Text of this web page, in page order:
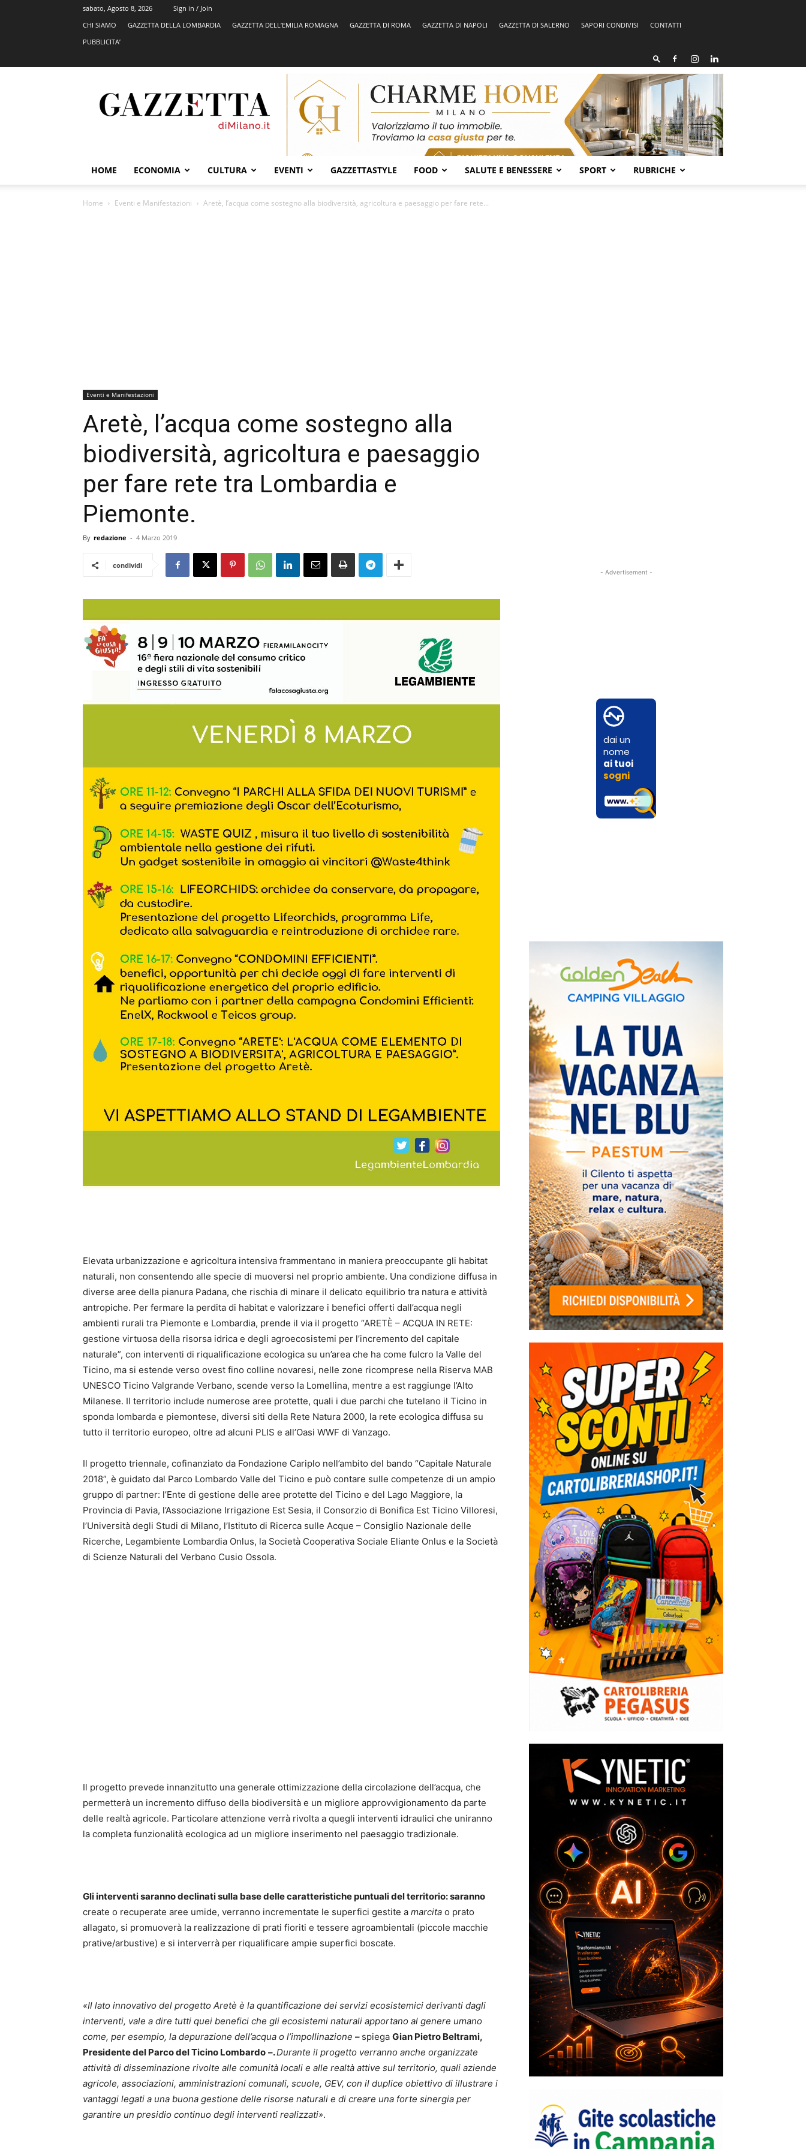
sabato, Agosto 8, 2026
Sign in / Join
CHI SIAMO
GAZZETTA DELLA LOMBARDIA GAZZETTA DELL’EMILIA ROMAGNA GAZZETTA DI ROMA GAZZETTA DI NAPOLI GAZZETTA DI SALERNO SAPORI CONDIVISI
CONTATTI
PUBBLICITA’
HOME ECONOMIA CULTURA EVENTI GAZZETTASTYLE FOOD SALUTE E BENESSERE SPORT RUBRICHE
Home Eventi e Manifestazioni Aretè, l’acqua come sostegno alla biodiversità, agricoltura e paesaggio per fare rete...
Eventi e Manifestazioni
Aretè, l’acqua come sostegno alla
biodiversità, agricoltura e paesaggio
per fare rete tra Lombardia e
Piemonte.
By redazione - 4 Marzo 2019
condividi
Elevata urbanizzazione e agricoltura intensiva frammentano in maniera preoccupante gli habitat
naturali, non consentendo alle specie di muoversi nel proprio ambiente. Una condizione diffusa in
diverse aree della pianura Padana, che rischia di minare il delicato equilibrio tra natura e attività
antropiche. Per fermare la perdita di habitat e valorizzare i benefici offerti dall’acqua negli
ambienti rurali tra Piemonte e Lombardia, prende il via il progetto “ARETÈ – ACQUA IN RETE:
gestione virtuosa della risorsa idrica e degli agroecosistemi per l’incremento del capitale
naturale”, con interventi di riqualificazione ecologica su un’area che ha come fulcro la Valle del
Ticino, ma si estende verso ovest fino colline novaresi, nelle zone ricomprese nella Riserva MAB
UNESCO Ticino Valgrande Verbano, scende verso la Lomellina, mentre a est raggiunge l’Alto
Milanese. Il territorio include numerose aree protette, quali i due parchi che tutelano il Ticino in
sponda lombarda e piemontese, diversi siti della Rete Natura 2000, la rete ecologica diffusa su
tutto il territorio europeo, oltre ad alcuni PLIS e all’Oasi WWF di Vanzago.
Il progetto triennale, cofinanziato da Fondazione Cariplo nell’ambito del bando “Capitale Naturale
2018”, è guidato dal Parco Lombardo Valle del Ticino e può contare sulle competenze di un ampio
gruppo di partner: l’Ente di gestione delle aree protette del Ticino e del Lago Maggiore, la
Provincia di Pavia, l’Associazione Irrigazione Est Sesia, il Consorzio di Bonifica Est Ticino Villoresi,
l’Università degli Studi di Milano, l’Istituto di Ricerca sulle Acque – Consiglio Nazionale delle
Ricerche, Legambiente Lombardia Onlus, la Società Cooperativa Sociale Eliante Onlus e la Società
di Scienze Naturali del Verbano Cusio Ossola.
Il progetto prevede innanzitutto una generale ottimizzazione della circolazione dell’acqua, che
permetterà un incremento diffuso della biodiversità e un migliore approvvigionamento da parte
delle realtà agricole. Particolare attenzione verrà rivolta a quegli interventi idraulici che uniranno
la completa funzionalità ecologica ad un migliore inserimento nel paesaggio tradizionale.
Gli interventi saranno declinati sulla base delle caratteristiche puntuali del territorio: saranno
create o recuperate aree umide, verranno incrementate le superfici gestite a marcita o prato
allagato, si promuoverà la realizzazione di prati fioriti e tessere agroambientali (piccole macchie
prative/arbustive) e si interverrà per riqualificare ampie superfici boscate.
«Il lato innovativo del progetto Aretè è la quantificazione dei servizi ecosistemici derivanti dagli
interventi, vale a dire tutti quei benefici che gli ecosistemi naturali apportano al genere umano
come, per esempio, la depurazione dell’acqua o l’impollinazione – spiega Gian Pietro Beltrami,
Presidente del Parco del Ticino Lombardo –.Durante il progetto verranno anche organizzate
attività di disseminazione rivolte alle comunità locali e alle realtà attive sul territorio, quali aziende
agricole, associazioni, amministrazioni comunali, scuole, GEV, con il duplice obiettivo di illustrare i
vantaggi legati a una buona gestione delle risorse naturali e di creare una forte sinergia per
garantire un presidio continuo degli interventi realizzati».
- Advertisement -